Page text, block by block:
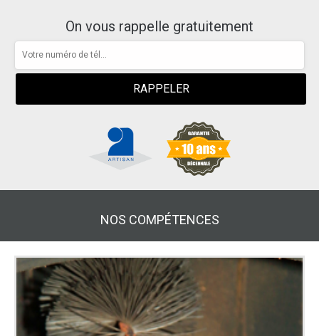
On vous rappelle gratuitement
NOS COMPÉTENCES